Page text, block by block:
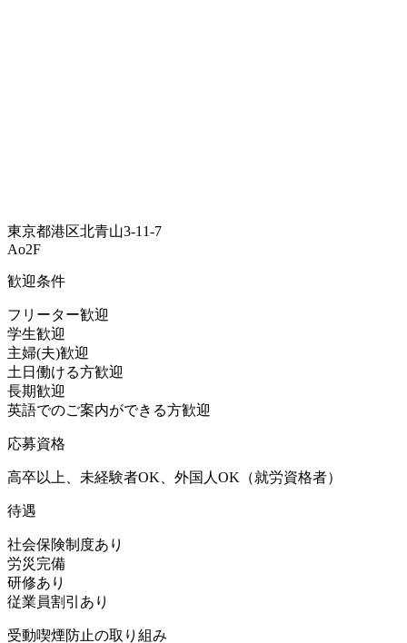
東京都港区北青山3-11-7
Ao2F
歓迎条件
フリーター歓迎
学生歓迎
主婦(夫)歓迎
土日働ける方歓迎
長期歓迎
英語でのご案内ができる方歓迎
応募資格
高卒以上、未経験者OK、外国人OK（就労資格者）
待遇
社会保険制度あり
労災完備
研修あり
従業員割引あり
受動喫煙防止の取り組み